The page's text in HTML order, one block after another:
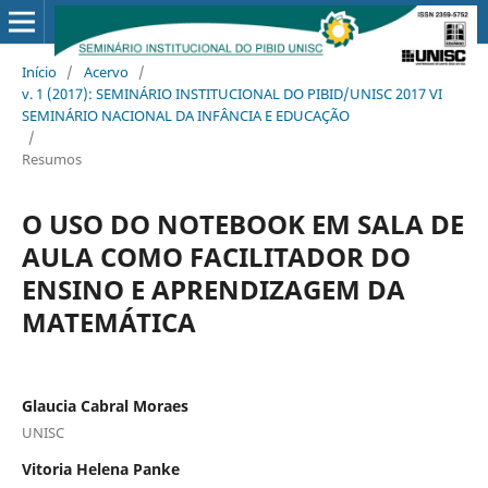
Início / Acervo /
v. 1 (2017): SEMINÁRIO INSTITUCIONAL DO PIBID/UNISC 2017 VI
SEMINÁRIO NACIONAL DA INFÂNCIA E EDUCAÇÃO
/
Resumos
O USO DO NOTEBOOK EM SALA DE
AULA COMO FACILITADOR DO
ENSINO E APRENDIZAGEM DA
MATEMÁTICA
Glaucia Cabral Moraes
UNISC
Vitoria Helena Panke